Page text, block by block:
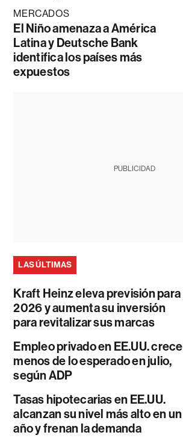
MERCADOS
El Niño amenaza a América
Latina y Deutsche Bank
identifica los países más
expuestos
PUBLICIDAD
LAS ÚLTIMAS
Kraft Heinz eleva previsión para
2026 y aumenta su inversión
para revitalizar sus marcas
Empleo privado en EE.UU. crece
menos de lo esperado en julio,
según ADP
Tasas hipotecarias en EE.UU.
alcanzan su nivel más alto en un
año y frenan la demanda